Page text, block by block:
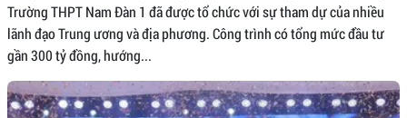
Trường THPT Nam Đàn 1 đã được tổ chức với sự tham dự của nhiều
lãnh đạo Trung ương và địa phương. Công trình có tổng mức đầu tư
gần 300 tỷ đồng, hướng...